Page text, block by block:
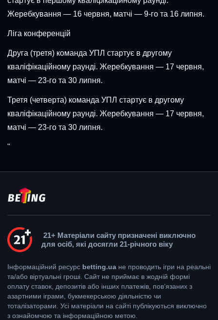
Жеребкування — 16 червня, матчі — 9-го та 16 липня.
Ліга конференцій
Друга (третя) команда УПЛ стартує в другому
кваліфікаційному раунді. Жеребкування — 17 червня,
матчі — 23-го та 30 липня.
Третя (четверта) команда УПЛ стартує в другому
кваліфікаційному раунді. Жеребкування — 17 червня,
матчі — 23-го та 30 липня.
"
21+ Матеріали сайту призначені виключно
для осіб, які досягли 21-річного віку
Інформаційний ресурс betting.ua не проводить ігри на реальні
та/або віртуальні гроші. Сайт не приймає в жодній формі
оплату ставок, депозитів або інших платежів, пов’язаних з
азартними іграми, букмекерською діяльністю чи
тоталізаторами. Усі матеріали на сайті публікуються виключно
з ознайомчою та інформаційною метою.